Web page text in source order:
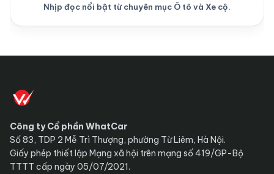
Nhịp đọc nổi bật từ chuyên mục Ô tô và Xe cộ.
Công ty Cổ phần WhatCar
Số 83, TDP 2 Mễ Trì Thượng, phường Từ Liêm, Hà Nội.
Giấy phép thiết lập Mạng xã hội trên mạng số 419/GP-Bộ
TTTT cấp ngày 05/07/2021.